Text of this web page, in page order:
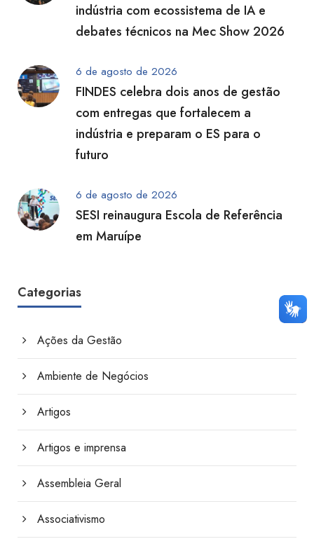
indústria com ecossistema de IA e
debates técnicos na Mec Show 2026
6 de agosto de 2026
FINDES celebra dois anos de gestão
com entregas que fortalecem a
indústria e preparam o ES para o
futuro
6 de agosto de 2026
SESI reinaugura Escola de Referência
em Maruípe
Categorias
Ações da Gestão
Ambiente de Negócios
Artigos
Artigos e imprensa
Assembleia Geral
Associativismo